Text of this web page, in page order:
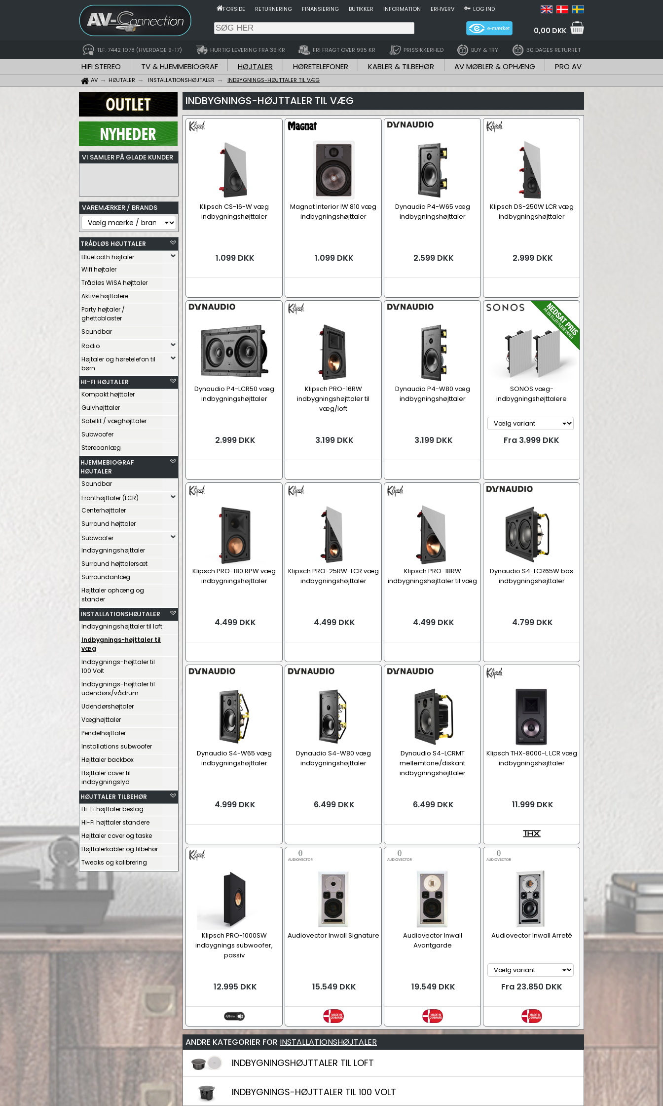
FORSIDE RETURNERING FINANSIERING BUTIKKER INFORMATION ERHVERV LOG IND
0,00 DKK
TLF. 7442 1078 (HVERDAGE 9-17) HURTIG LEVERING FRA 39 KR FRI FRAGT OVER 995 KR PRISSIKKERHED BUY & TRY 30 DAGES RETURRET
HIFI STEREO TV & HJEMMEBIOGRAF HØJTALER HØRETELEFONER KABLER & TILBEHØR AV MØBLER & OPHÆNG PRO AV
AV HØJTALER INSTALLATIONSHØJTALER INDBYGNINGS-HØJTTALER TIL VÆG
VI SAMLER PÅ GLADE KUNDER
VAREMÆRKER / BRANDS
TRÅDLØS HØJTTALER
Bluetooth højtaler
Wifi højtaler
Trådløs WiSA højttaler
Aktive højttalere
Party højtaler /
ghettoblaster
Soundbar
Radio
Højtaler og høretelefon til
børn
HI-FI HØJTALER
Kompakt højttaler
Gulvhøjttaler
Satellit / væghøjttaler
Subwoofer
Stereoanlæg
HJEMMEBIOGRAF
HØJTALER
Soundbar
Fronthøjttaler (LCR)
Centerhøjttaler
Surround højttaler
Subwoofer
Indbygningshøjttaler
Surround højttalersæt
Surroundanlæg
Højttaler ophæng og
stander
INSTALLATIONSHØJTALER
Indbygningshøjttaler til loft
Indbygnings-højttaler til
væg
Indbygnings-højttaler til
100 Volt
Indbygnings-højttaler til
udendørs/vådrum
Udendørshøjtaler
Væghøjttaler
Pendelhøjttaler
Installations subwoofer
Højttaler backbox
Højttaler cover til
indbygningslyd
HØJTTALER TILBEHØR
Hi-Fi højttaler beslag
Hi-Fi højttaler standere
Højttaler cover og taske
Højttalerkabler og tilbehør
Tweaks og kalibrering
INDBYGNINGS-HØJTTALER TIL VÆG
Klipsch CS-16-W væg
indbygningshøjttaler
1.099 DKK
Magnat Interior IW 810 væg
indbygningshøjttaler
1.099 DKK
Dynaudio P4-W65 væg
indbygningshøjttaler
2.599 DKK
Klipsch DS-250W LCR væg
indbygningshøjttaler
2.999 DKK
Dynaudio P4-LCR50 væg
indbygningshøjttaler
2.999 DKK
Klipsch PRO-16RW
indbygningshøjttaler til
væg/loft
3.199 DKK
Dynaudio P4-W80 væg
indbygningshøjttaler
3.199 DKK
SONOS væg-
indbygningshøjttalere
Fra 3.999 DKK
Klipsch PRO-180 RPW væg
indbygningshøjttaler
4.499 DKK
Klipsch PRO-25RW-LCR væg
indbygningshøjttaler
4.499 DKK
Klipsch PRO-18RW
indbygningshøjttaler til væg
4.499 DKK
Dynaudio S4-LCR65W bas
indbygningshøjttaler
4.799 DKK
Dynaudio S4-W65 væg
indbygningshøjttaler
4.999 DKK
Dynaudio S4-W80 væg
indbygningshøjttaler
6.499 DKK
Dynaudio S4-LCRMT
mellemtone/diskant
indbygningshøjttaler
6.499 DKK
Klipsch THX-8000-L LCR væg
indbygningshøjttaler
11.999 DKK
Klipsch PRO-1000SW
indbygnings subwoofer,
passiv
12.995 DKK
Audiovector Inwall Signature
15.549 DKK
Audiovector Inwall
Avantgarde
19.549 DKK
Audiovector Inwall Arreté
Fra 23.850 DKK
ANDRE KATEGORIER FOR INSTALLATIONSHØJTALER
INDBYGNINGSHØJTTALER TIL LOFT
INDBYGNINGS-HØJTTALER TIL 100 VOLT